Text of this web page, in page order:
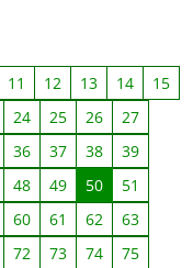
11 12 13 14
15
24 25 26
27
36 37 38
39
48 49 50
51
60 61 62
63
72 73 74
75